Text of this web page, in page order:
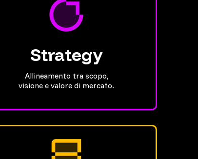
Allineamento tra scopo,
visione e valore di mercato.
Strategy